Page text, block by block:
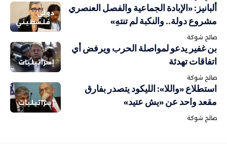
دولي
فلسطيني
ألبانيز: «الإبادة الجماعية والفصل العنصري
مشروع دولة.. والنكبة لم تنتهِ»
صالح شوكة
إسرائيليات
بن غفير يدعو لمواصلة الحرب ويرفض أي
اتفاقات تهدئة
صالح شوكة
إسرائيليات
استطلاع «واللا»: الليكود يتصدر بفارق
مقعد واحد عن «يش عتيد»
صالح شوكة